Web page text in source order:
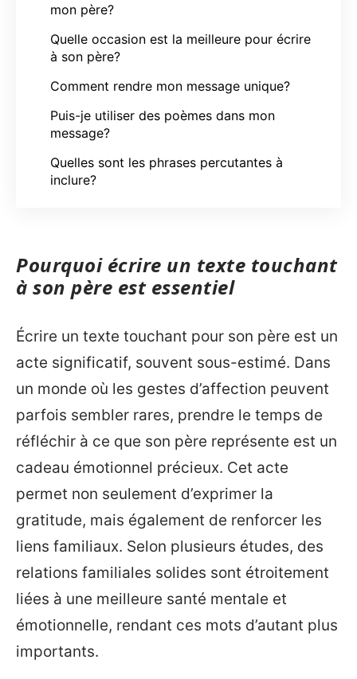
mon père?
Quelle occasion est la meilleure pour écrire
à son père?
Comment rendre mon message unique?
Puis-je utiliser des poèmes dans mon
message?
Quelles sont les phrases percutantes à
inclure?
Pourquoi écrire un texte touchant
à son père est essentiel
Écrire un texte touchant pour son père est un
acte significatif, souvent sous-estimé. Dans
un monde où les gestes d’affection peuvent
parfois sembler rares, prendre le temps de
réfléchir à ce que son père représente est un
cadeau émotionnel précieux. Cet acte
permet non seulement d’exprimer la
gratitude, mais également de renforcer les
liens familiaux. Selon plusieurs études, des
relations familiales solides sont étroitement
liées à une meilleure santé mentale et
émotionnelle, rendant ces mots d’autant plus
importants.